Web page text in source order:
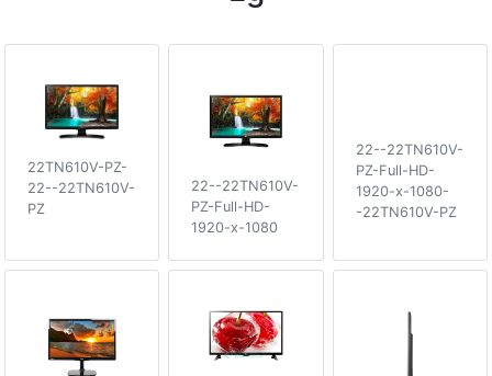
22TN610V-PZ-
22--22TN610V-
PZ
22--22TN610V-
PZ-Full-HD-
1920-x-1080
22--22TN610V-
PZ-Full-HD-
1920-x-1080-
-22TN610V-PZ